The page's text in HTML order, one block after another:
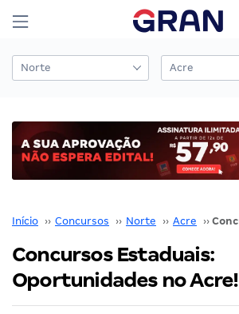
Início ›› Concursos ›› Norte ›› Acre ››
Concursos Estaduais:
Oportunidades no Acre!